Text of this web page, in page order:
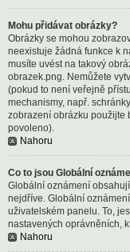
Mohu přidávat obrázky?
Obrázky se mohou
neexistuje žádná funkce k
musíte uvést na takový
obrazek.png. Nemůžete
(pokud to není veřejně
mechanismy, např.
zobrazení obrázku použijte
povoleno).
Nahoru
Co to jsou Globální
Globální oznámení
nejdříve. Globální
uživatelském panelu. To,
nastavených oprávněních,
Nahoru